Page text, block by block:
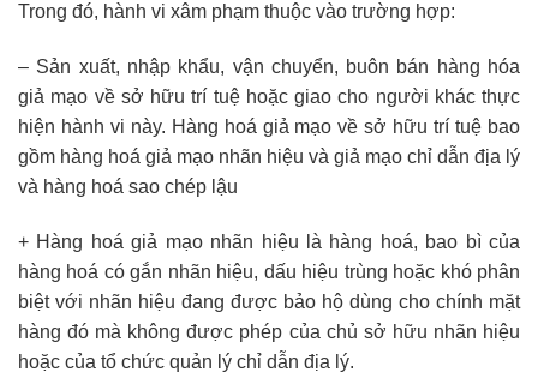
Trong đó, hành vi xâm phạm thuộc vào trường hợp:
– Sản xuất, nhập khẩu, vận chuyển, buôn bán hàng hóa
giả mạo về sở hữu trí tuệ hoặc giao cho người khác thực
hiện hành vi này. Hàng hoá giả mạo về sở hữu trí tuệ bao
gồm hàng hoá giả mạo nhãn hiệu và giả mạo chỉ dẫn địa lý
và hàng hoá sao chép lậu
+ Hàng hoá giả mạo nhãn hiệu là hàng hoá, bao bì của
hàng hoá có gắn nhãn hiệu, dấu hiệu trùng hoặc khó phân
biệt với nhãn hiệu đang được bảo hộ dùng cho chính mặt
hàng đó mà không được phép của chủ sở hữu nhãn hiệu
hoặc của tổ chức quản lý chỉ dẫn địa lý.